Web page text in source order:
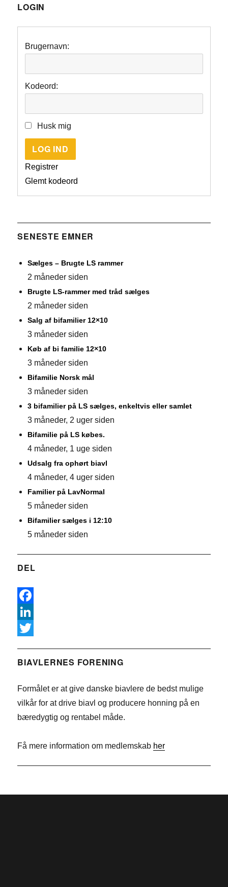
LOGIN
Brugernavn:
Kodeord:
Husk mig
LOG IND
Registrer
Glemt kodeord
SENESTE EMNER
Sælges – Brugte LS rammer
2 måneder siden
Brugte LS-rammer med tråd sælges
2 måneder siden
Salg af bifamilier 12×10
3 måneder siden
Køb af bi familie 12×10
3 måneder siden
Bifamilie Norsk mål
3 måneder siden
3 bifamilier på LS sælges, enkeltvis eller samlet
3 måneder, 2 uger siden
Bifamilie på LS købes.
4 måneder, 1 uge siden
Udsalg fra ophørt biavl
4 måneder, 4 uger siden
Familier på LavNormal
5 måneder siden
Bifamilier sælges i 12:10
5 måneder siden
DEL
F
a
e
o
L
n
e
n
w
t
r
BIAVLERNES FORENING
Formålet er at give danske biavlere de bedst mulige
vilkår for at drive biavl og producere honning på en
bæredygtig og rentabel måde.
Få mere information om medlemskab her